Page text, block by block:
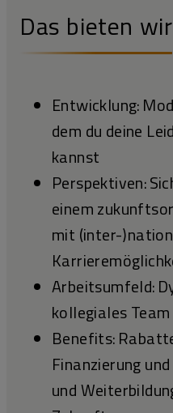
Das bieten wir
Entwicklung:
dem du deine
kannst
Perspektiven:
einem
mit (inter-
Arbeitsumfeld:
kollegiales
Benefits:
Finanzierung
und